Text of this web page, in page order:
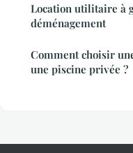
Location utilitaire à
déménagement
Comment choisir
une piscine privée ?